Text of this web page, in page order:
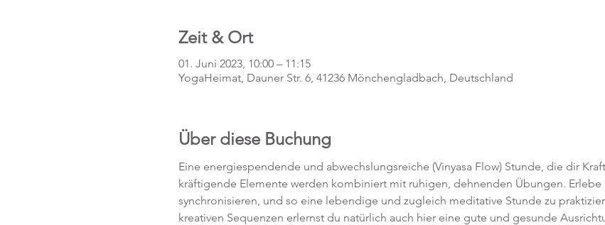
Zeit & Ort
01. Juni 2023, 10:00 – 11:15
YogaHeimat, Dauner Str. 6, 41236 Mönchengladbach, Deutschland
Über diese Buchung
Eine energiespendende und abwechslungsreiche (Vinyasa Flow) Stunde, die dir
kräftigende Elemente werden kombiniert mit ruhigen, dehnenden Übungen.
synchronisieren, und so eine lebendige und zugleich meditative Stunde zu
kreativen Sequenzen erlernst du natürlich auch hier eine gute und gesunde